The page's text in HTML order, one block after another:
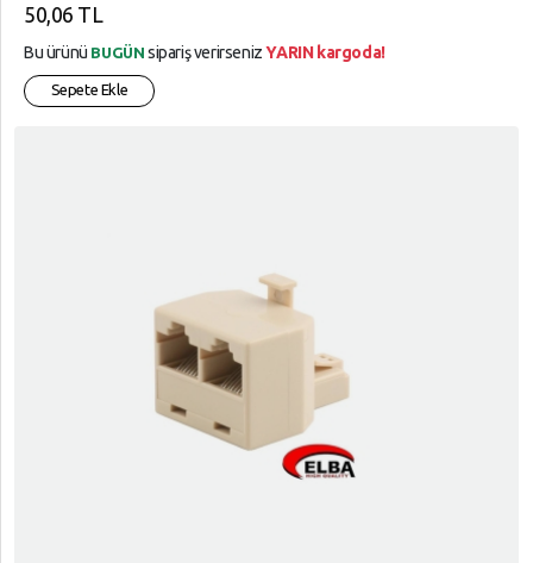
50,06 TL
Bu ürünü BUGÜN sipariş verirsenizYARIN kargoda!
Sepete Ekle